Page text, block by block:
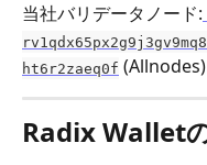
当社バリデータノード:
ht6r2zaeq0f (Allnodes)
Radix Wallet